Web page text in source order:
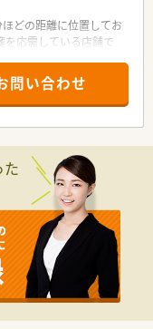
どの距離に位置してお
を応需している店舗で
ゆとりがあり、一人ひ
薬指導を行える環境で
加えた体制となってお
を誇る大手グループで
に調剤薬局を展開して
位置付けており、衣食
戦略として推進してい
トするヘルスケアステ
輪で社会貢献を行ってい
問い合わせ